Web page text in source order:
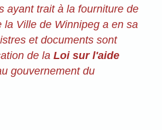
ayant trait à la fourniture de
la Ville de Winnipeg a en sa
et documents sont
de la Loi sur l'aide
gouvernement du